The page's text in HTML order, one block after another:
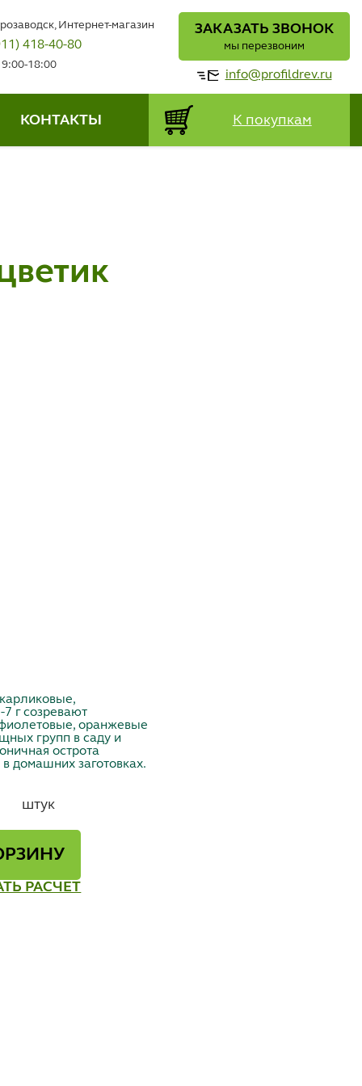
Интернет-магазин
418-40-80
9:00-18:00
ЗАКАЗАТЬ ЗВОНОК
мы перезвоним
info@profildrev.ru
КОНТАКТЫ К покупкам
г созревают
оранжевые
групп в саду и
острота
домашних заготовках.
штук
РАСЧЕТ